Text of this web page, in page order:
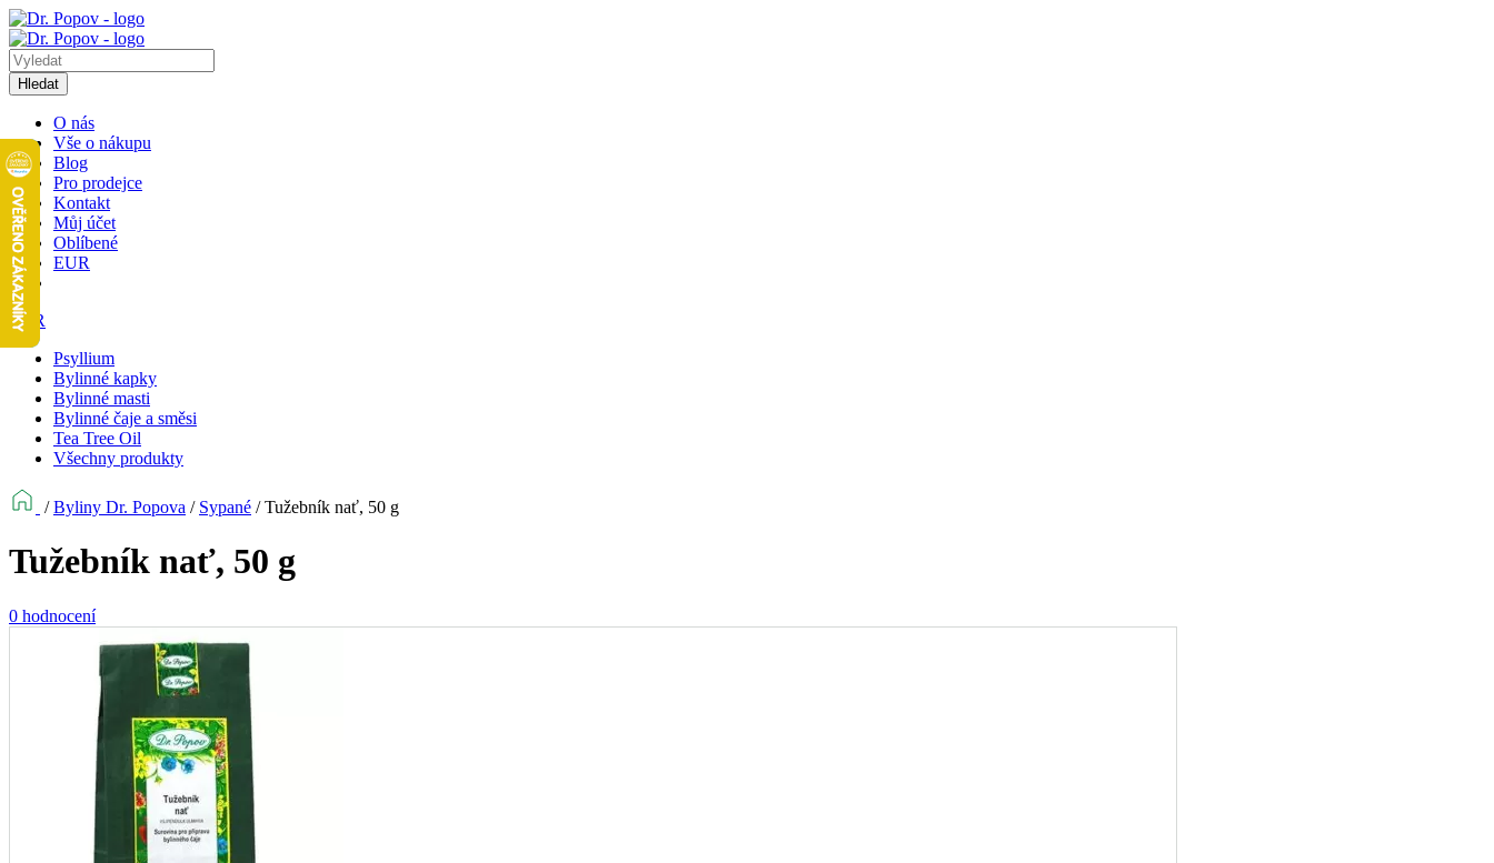
Hledat
O nás
Vše o nákupu
Blog
Pro prodejce
Kontakt
Můj účet
Oblíbené
EUR
EUR
Psyllium
Bylinné kapky
Bylinné masti
Bylinné čaje a směsi
Tea Tree Oil
Všechny produkty
/Byliny Dr. Popova / Sypané /Tužebník nať, 50 g
Tužebník nať, 50 g
0 hodnocení